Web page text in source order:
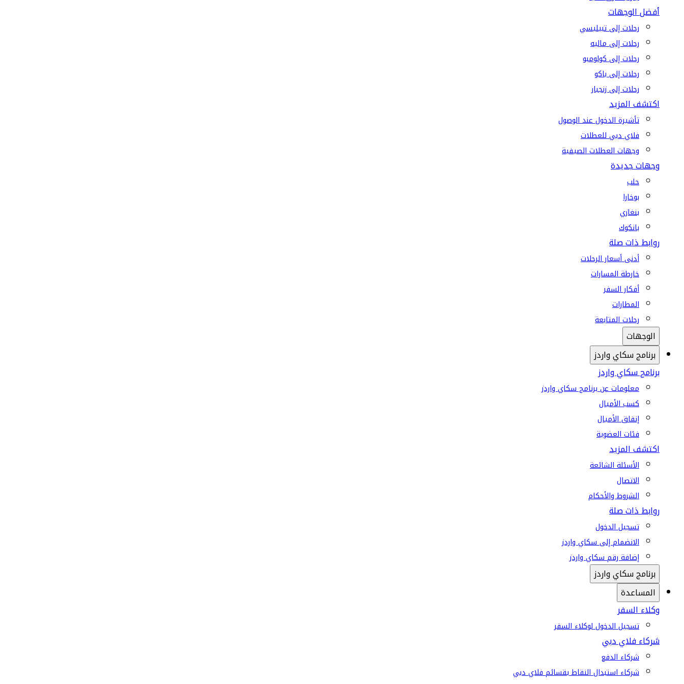
أفضل الوجهات
رحلات إلى تبيليسي
رحلات إلى ماليه
رحلات إلى كولومبو
رحلات إلى باكو
رحلات إلى زنجبار
اكتشف المزيد
تأشيرة الدخول عند الوصول
فلاي دبي للعطلات
وجهات العطلات الصيفية
وجهات جديدة
حلب
بوخارا
بنغازي
بانكوك
روابط ذات صلة
أدنى أسعار الرحلات
خارطة المسارات
أفكار السفر
المطارات
رحلات المتابعة
الوجهات
برنامج سكاي واردز
برنامج سكاي واردز
معلومات عن برنامج سكاي واردز
كسب الأميال
إنفاق الأميال
فئات العضوية
اكتشف المزيد
الأسئلة الشائعة
الاتصال
الشروط والأحكام
روابط ذات صلة
تسجيل الدخول
الانضمام إلى سكاي واردز
إضافة رقم سكاي واردز
برنامج سكاي واردز
المساعدة
وكلاء السفر
تسجيل الدخول لوكلاء السفر
شركاء فلاي دبي
شركاء الدفع
شركاء استبدال النقاط بقسائم فلاي دبي